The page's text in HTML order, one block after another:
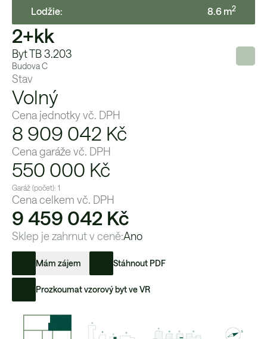
2+kk
Byt TB 3.203
BudovaC
Lodžie: 8.6 m2
Stav
Volný
Cena jednotky vč. DPH
8 909 042 Kč
Cena garáže vč. DPH
550 000 Kč
Garáž (počet): 1
Cena celkem vč. DPH
9 459 042 Kč
Sklep je zahrnut v ceně:Ano
Mám zájem Stáhnout PDF
Prozkoumat vzorový byt ve VR